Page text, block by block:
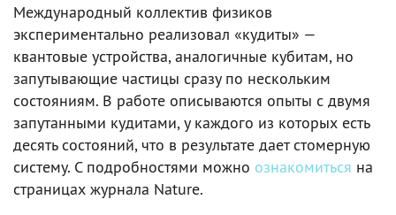
Международный коллектив физиков
экспериментально реализовал «кудиты» —
квантовые устройства, аналогичные кубитам, но
запутывающие частицы сразу по нескольким
состояниям. В работе описываются опыты с двумя
запутанными кудитами, у каждого из которых есть
десять состояний, что в результате дает стомерную
систему. С подробностями можно ознакомиться на
страницах журнала Nature.